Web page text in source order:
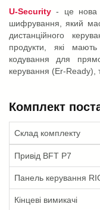
U-Security - це нова
шифрування, який
дистанційного
продукти, які
кодування для
керування (Er-Ready),
Комплект
Склад комплекту
Привід BFT P7
Панель керування
Кінцеві вимикачі